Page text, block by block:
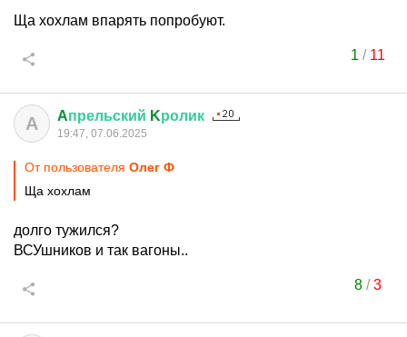
Ща хохлам впарять попробуют.
1 / 11
A Aпрельский Kролик
19:47, 07.06.2025
От пользователя Олег Ф
Ща хохлам
долго тужился?
ВСУшников и так вагоны..
8/3